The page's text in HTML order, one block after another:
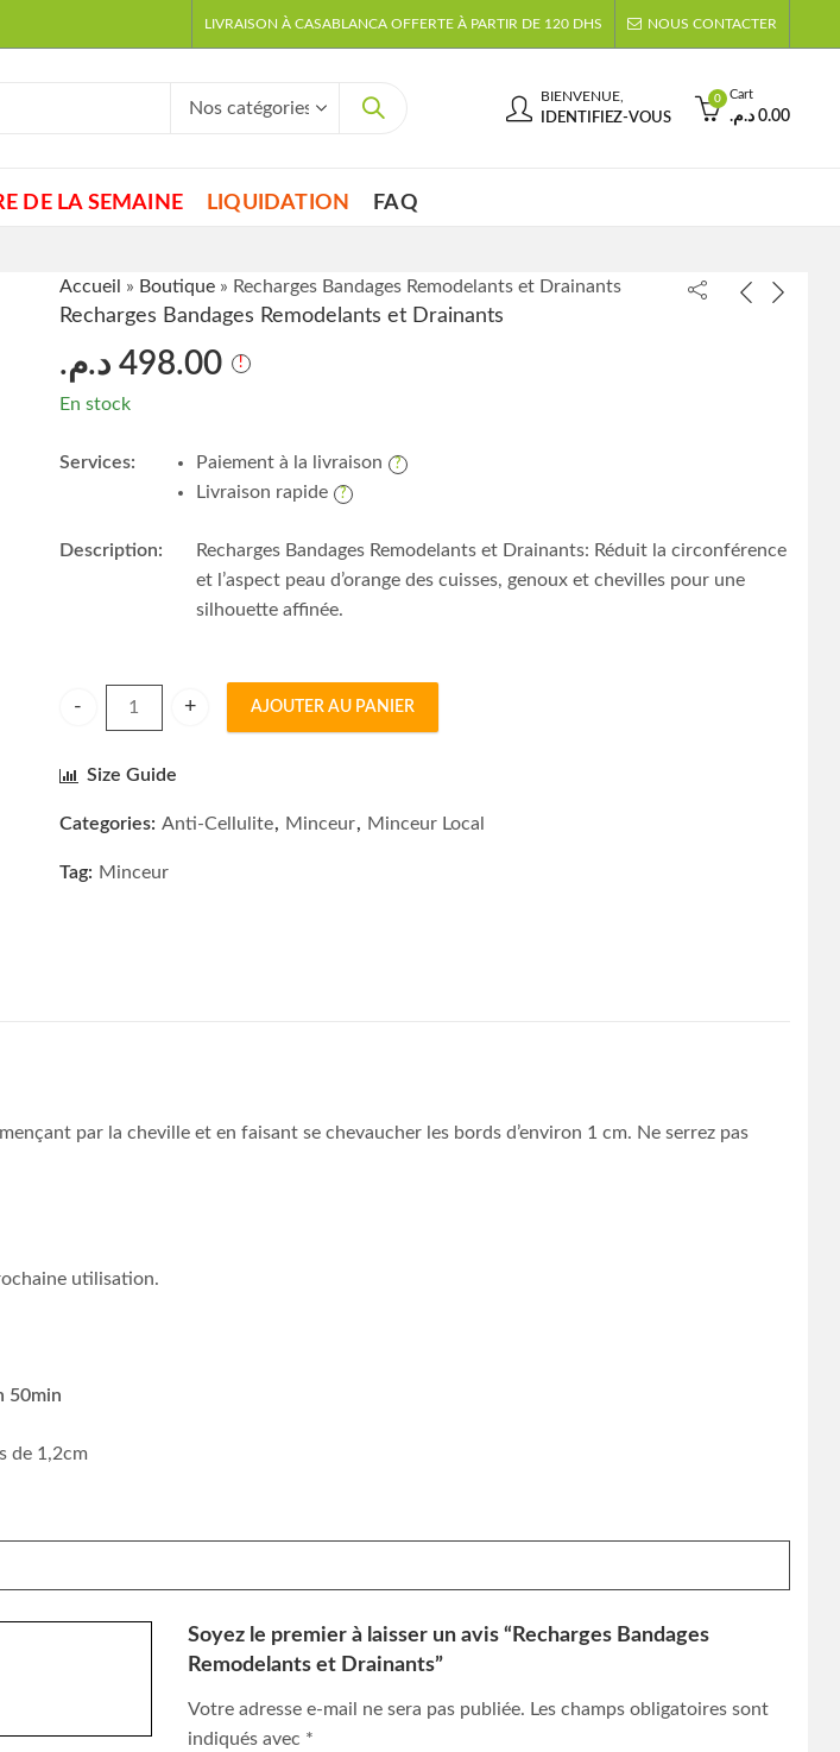
LIVRAISON À CASABLANCA OFFERTE À PARTIR DE 120 DHS NOUS CONTACTER
BIENVENUE,
IDENTIFIEZ-VOUS
0 Cart
0.00 د.م.
DE LA SEMAINE LIQUIDATION FAQ
Accueil » Boutique» Recharges Bandages Remodelants et Drainants
Recharges Bandages Remodelants et Drainants
498.00 د.م.
En stock
Services:
Paiement à la livraison
Livraison rapide
Description:
Recharges Bandages Remodelants et Drainants: Réduit la circonférence
et l’aspect peau d’orange des cuisses, genoux et chevilles pour une
silhouette affinée.
AJOUTER AU PANIER
Size Guide
Categories: Anti-Cellulite, Minceur, Minceur Local
Tag: Minceur
par la cheville et en faisant se chevaucher les bords d’environ 1 cm. Ne serrez pas
utilisation.
50min
de 1,2cm
Soyez le premier à laisser un avis “Recharges Bandages
Remodelants et Drainants”
Votre adresse e-mail ne sera pas publiée. Les champs obligatoires sont
indiqués avec *